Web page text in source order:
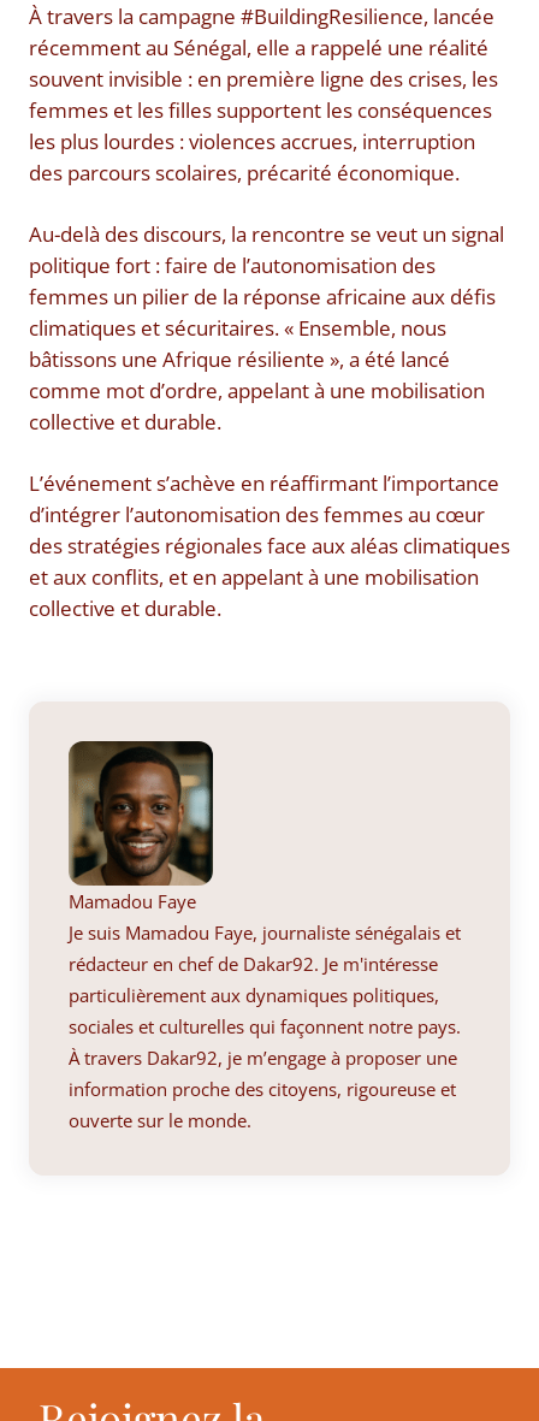
À travers la campagne #BuildingResilience, lancée
récemment au Sénégal, elle a rappelé une réalité
souvent invisible : en première ligne des crises, les
femmes et les filles supportent les conséquences
les plus lourdes : violences accrues, interruption
des parcours scolaires, précarité économique.
Au-delà des discours, la rencontre se veut un signal
politique fort : faire de l’autonomisation des
femmes un pilier de la réponse africaine aux défis
climatiques et sécuritaires. « Ensemble, nous
bâtissons une Afrique résiliente », a été lancé
comme mot d’ordre, appelant à une mobilisation
collective et durable.
L’événement s’achève en réaffirmant l’importance
d’intégrer l’autonomisation des femmes au cœur
des stratégies régionales face aux aléas climatiques
et aux conflits, et en appelant à une mobilisation
collective et durable.
Mamadou Faye
Je suis Mamadou Faye, journaliste sénégalais et
rédacteur en chef de Dakar92. Je m'intéresse
particulièrement aux dynamiques politiques,
sociales et culturelles qui façonnent notre pays.
À travers Dakar92, je m’engage à proposer une
information proche des citoyens, rigoureuse et
ouverte sur le monde.